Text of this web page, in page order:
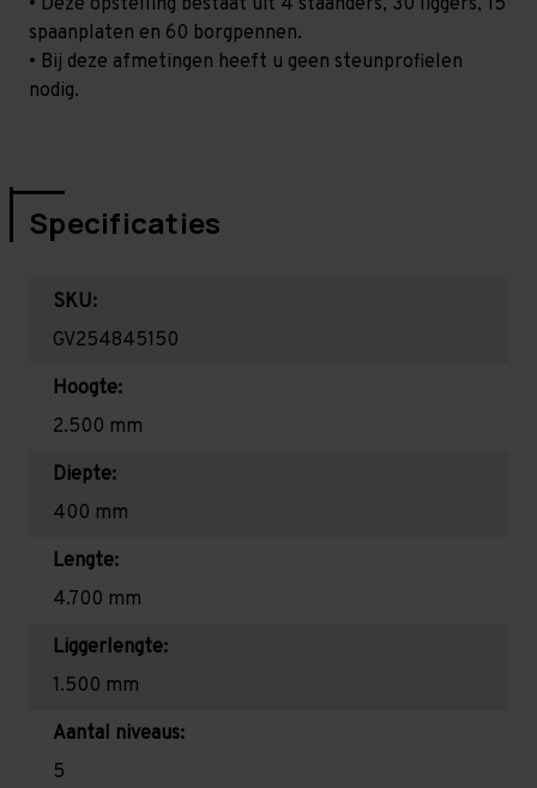
spaanplaten en 60 borgpennen.
• Bij deze afmetingen heeft u geen steunprofielen
nodig.
Specificaties
SKU:
GV254845150
Hoogte:
2.500 mm
Diepte:
400 mm
Lengte:
4.700 mm
Liggerlengte:
1.500 mm
Aantal niveaus:
5